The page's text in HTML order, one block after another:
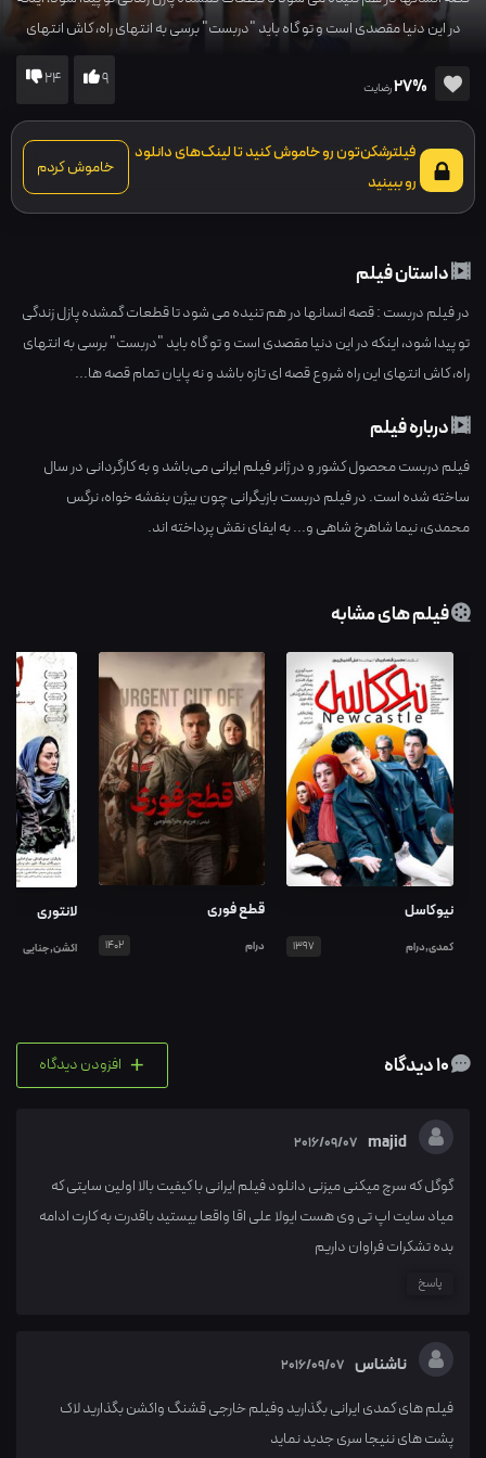
در این دنیا مقصدی است و تو گاه باید "دربست" برسی به انتهای راه، کاش انتهای
این راه شروع قصه ای تازه باشد و نه پایان تمام قصه ها...
27%رضایت 9
24
فیلترشکن‌تون رو خاموش کنید تا لینک‌های دانلود
رو ببینید
خاموش کردم
داستان فیلم
در فیلم دربست : قصه انسانها در هم تنیده می شود تا قطعات گمشده پازل زندگی
تو پیدا شود، اینکه در این دنیا مقصدی است و تو گاه باید "دربست" برسی به انتهای
راه، کاش انتهای این راه شروع قصه ای تازه باشد و نه پایان تمام قصه ها...
درباره فیلم
فیلم دربست محصول کشور و در ژانرفیلم ایرانیمی‌باشد و به کارگردانی در سال
ساخته شده است. در فیلم دربست بازیگرانی چونبیژن بنفشه خواه،نرگس
محمدی،نیما شاهرخ شاهیو... به ایفای نقش پرداخته اند.
فیلم های مشابه
نیوکاسل
کمدی,درام 1397
قطع فوری
درام 1402
لانتوری
اکشن,جنایی
+ افزودن دیدگاه
majid
2016/09/07
گوگل که سرچ میکنی میزنی دانلود فیلم ایرانی با کیفیت بالا اولین سایتی که
میاد سایت اپ تی وی هست ایولا علی اقا واقعا بیستید باقدرت به کارت ادامه
بده تشکرات فراوان داریم
پاسخ
ناشناس 2016/09/07
فیلم های کمدی ایرانی بگذارید وفیلم خارجی قشنگ واکشن بگذارید لاک
پشت های ننیجا سری جدید نماید